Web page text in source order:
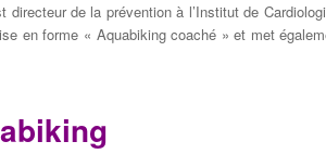
directeur de la prévention à l’Institut de
en forme « Aquabiking coaché » et met